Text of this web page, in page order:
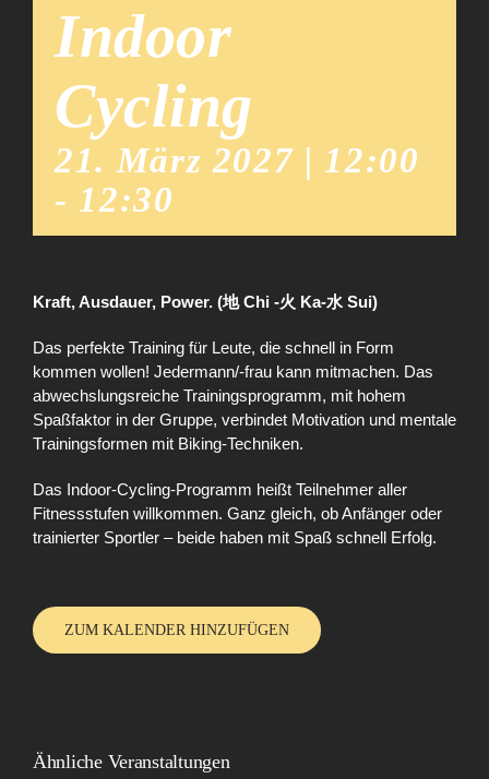
Indoor
Cycling
21. März 2027 | 12:00
- 12:30
Kraft, Ausdauer, Power. (地 Chi -火 Ka-水 Sui)
Das perfekte Training für Leute, die schnell in Form
kommen wollen! Jedermann/-frau kann mitmachen. Das
abwechslungsreiche Trainingsprogramm, mit hohem
Spaßfaktor in der Gruppe, verbindet Motivation und mentale
Trainingsformen mit Biking-Techniken.
Das Indoor-Cycling-Programm heißt Teilnehmer aller
Fitnessstufen willkommen. Ganz gleich, ob Anfänger oder
trainierter Sportler – beide haben mit Spaß schnell Erfolg.
ZUM KALENDER HINZUFÜGEN
Ähnliche Veranstaltungen